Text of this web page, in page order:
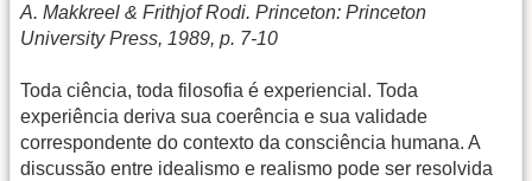
A. Makkreel & Frithjof Rodi. Princeton: Princeton
University Press, 1989, p. 7-10
Toda ciência, toda filosofia é experiencial. Toda
experiência deriva sua coerência e sua validade
correspondente do contexto da consciência humana. A
discussão entre idealismo e realismo pode ser resolvida